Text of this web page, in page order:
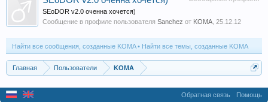
SEoDOR v2.0 оченна хочется)
Сообщение в профиле пользователя Sanchez от KOMA 25.12.12
Найти все сообщения, созданные KOMA Найти все темы, созданные KOMA
Главная Пользователи KOMA
Обратная связь Помощь